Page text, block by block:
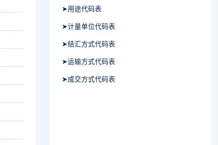
➤用途代码表
➤计量单位代码表
➤结汇方式代码表
➤运输方式代码表
➤成交方式代码表